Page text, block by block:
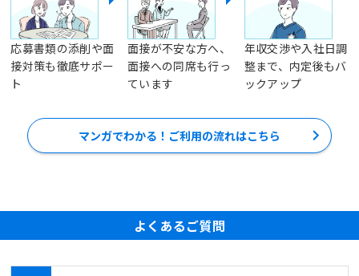
応募書類の添削や面
接対策も徹底サポー
ト
面接が不安な方へ、
面接への同席も行っ
ています
年収交渉や入社日調
整まで、内定後もバ
ックアップ
マンガでわかる！ご利用の流れはこちら
よくあるご質問